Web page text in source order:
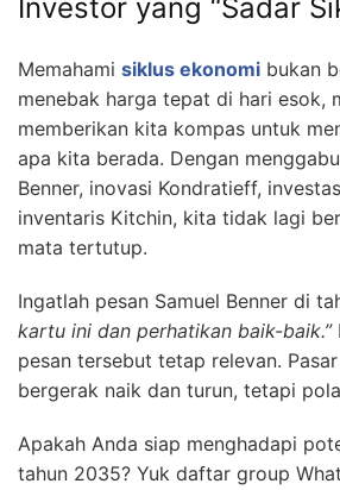
Investor yang “Sadar
Memahami siklus ekonomi bukan
menebak harga tepat di hari esok,
memberikan kita kompas untuk
apa kita berada. Dengan
Benner, inovasi Kondratieff,
inventaris Kitchin, kita tidak lagi
mata tertutup.
Ingatlah pesan Samuel Benner di
kartu ini dan perhatikan baik-baik.”
pesan tersebut tetap relevan.
bergerak naik dan turun, tetapi
Apakah Anda siap menghadapi
tahun 2035? Yuk daftar group